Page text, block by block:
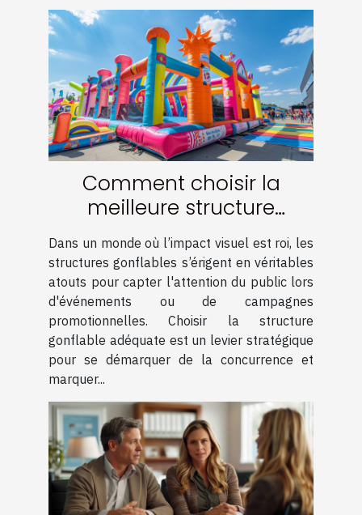
Comment choisir la
meilleure structure
gonflable pour maximiser
votre visibilité
Dans un monde où l’impact visuel est roi, les
structures gonflables s’érigent en véritables
atouts pour capter l'attention du public lors
d'événements ou de campagnes
promotionnelles. Choisir la structure
gonflable adéquate est un levier stratégique
pour se démarquer de la concurrence et
marquer...